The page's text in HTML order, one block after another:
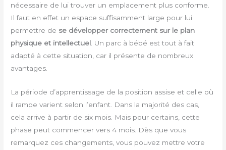
nécessaire de lui trouver un emplacement plus conforme.
Il faut en effet un espace suffisamment large pour lui
permettre de se développer correctement sur le plan
physique et intellectuel . Un parc à bébé est tout à fait
adapté à cette situation, car il présente de nombreux
avantages.
La période d’apprentissage de la position assise et celle où
il rampe varient selon l’enfant. Dans la majorité des cas,
cela arrive à partir de six mois. Mais pour certains, cette
phase peut commencer vers 4 mois. Dès que vous
remarquez ces changements, vous pouvez mettre votre